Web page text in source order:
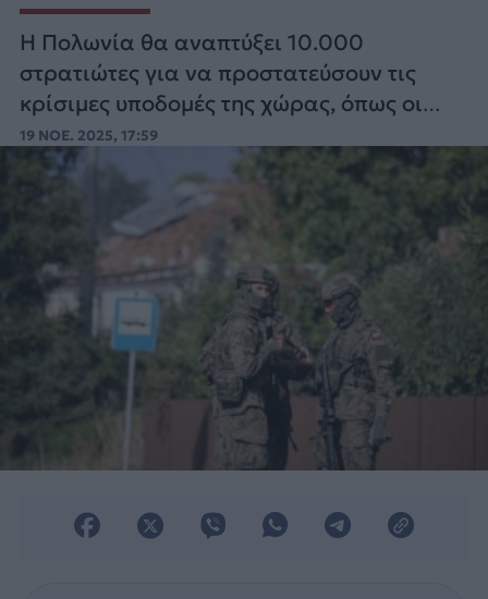
Η Πολωνία θα αναπτύξει 10.000
στρατιώτες για να προστατεύσουν τις
κρίσιμες υποδομές της χώρας, όπως οι
σιδηρόδρομοι.
19 ΝΟΕ. 2025, 17:59